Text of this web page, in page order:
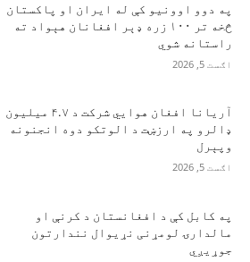
په دوو اوونیو کې له ایران او پاکستان
څخه تر ۱۰۰ زره ډېر افغانان هېواد ته
راستانه شوي
اګست 5, 2026
آریانا افغان هوایي شرکت د ۴.۷ میلیون
ډالرو په ارزښت د الوتکو دوه انجنونه
وپېرل
اګست 5, 2026
په کابل کې د افغانستان د کرنې او
مالدارۍ لومړنی نړیوال نندارتون
جوړیږي